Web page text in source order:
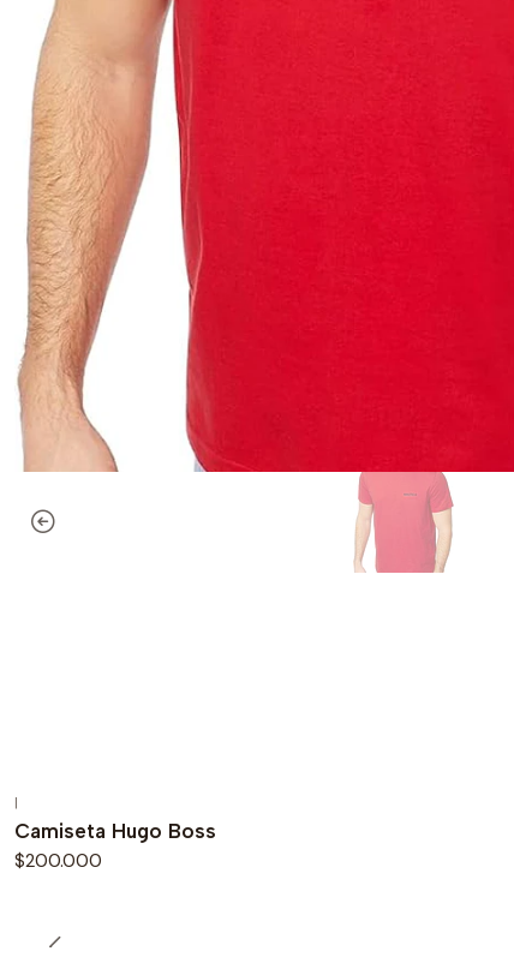
|
Camiseta Hugo Boss
$200.000